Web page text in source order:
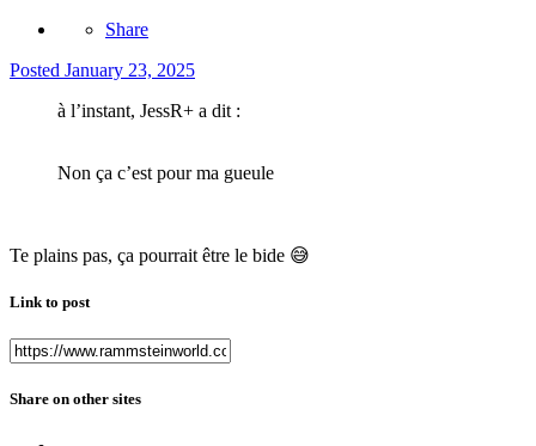
Share
Posted January 23, 2025
à l’instant, JessR+ a dit :
Non ça c’est pour ma gueule
Te plains pas, ça pourrait être le bide 😅
Link to post
Share on other sites